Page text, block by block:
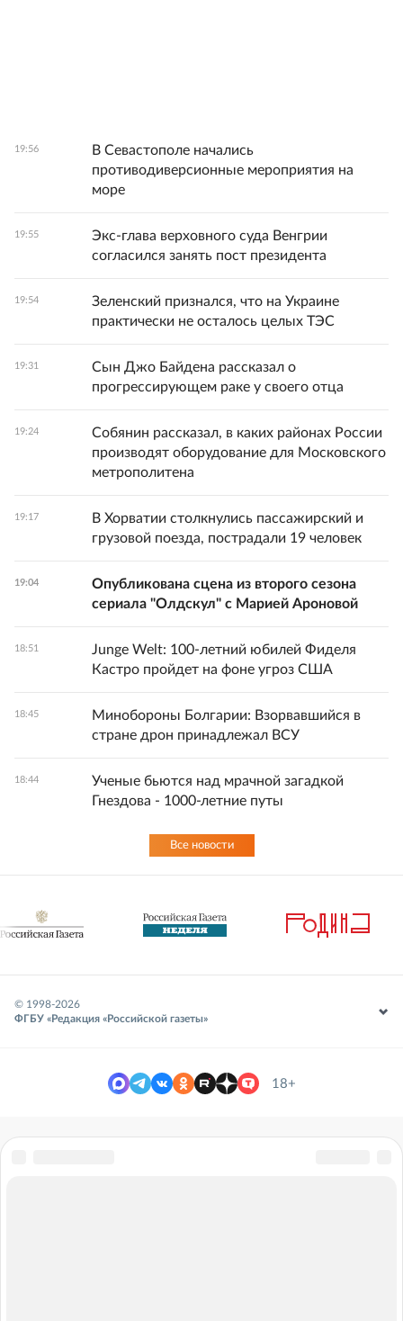
19:56
В Севастополе начались
противодиверсионные мероприятия на
море
19:55
Экс-глава верховного суда Венгрии
согласился занять пост президента
19:54
Зеленский признался, что на Украине
практически не осталось целых ТЭС
19:31
Сын Джо Байдена рассказал о
прогрессирующем раке у своего отца
19:24
Собянин рассказал, в каких районах России
производят оборудование для Московского
метрополитена
19:17
В Хорватии столкнулись пассажирский и
грузовой поезда, пострадали 19 человек
19:04
Опубликована сцена из второго сезона
сериала "Олдскул" с Марией Ароновой
18:51
Junge Welt: 100-летний юбилей Фиделя
Кастро пройдет на фоне угроз США
18:45
Минобороны Болгарии: Взорвавшийся в
стране дрон принадлежал ВСУ
18:44
Ученые бьются над мрачной загадкой
Гнездова - 1000-летние путы
Все новости
© 1998-2026
ФГБУ «Редакция «Российской газеты»
18+